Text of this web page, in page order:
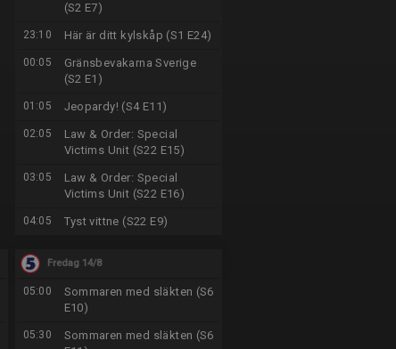
(S2 E7)
23:10 Här är ditt kylskåp (S1 E24)
00:05
Gränsbevakarna Sverige
(S2 E1)
01:05 Jeopardy! (S4 E11)
02:05
Law & Order: Special
Victims Unit (S22 E15)
03:05
Law & Order: Special
Victims Unit (S22 E16)
04:05 Tyst vittne (S22 E9)
Fredag 14/8
05:00
Sommaren med släkten (S6
E10)
05:30
Sommaren med släkten (S6